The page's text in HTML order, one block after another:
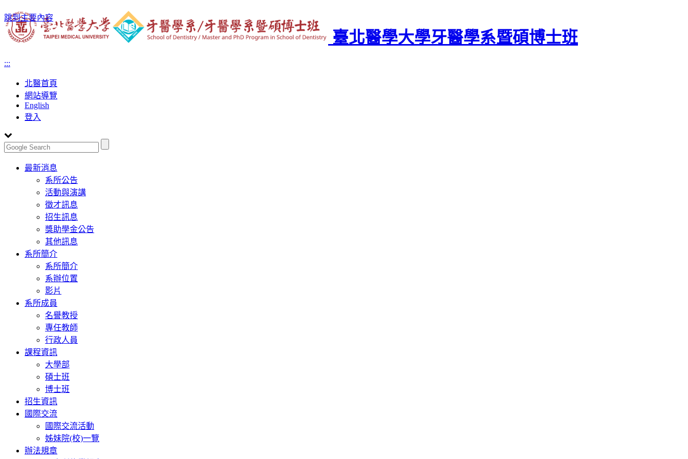
跳到主要內容
臺北醫學大學牙醫學系暨碩博士班
:::
北醫首頁
網站導覽
English
登入
Toggle
navigation
最新消息
系所公告
活動與演講
徵才訊息
招生訊息
獎助學金公告
其他訊息
系所簡介
系所簡介
系辦位置
影片
系所成員
名譽教授
專任教師
行政人員
課程資訊
大學部
碩士班
博士班
招生資訊
國際交流
國際交流活動
姊妹院(校)一覽
辦法規章